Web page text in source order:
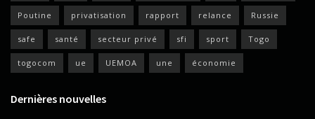
Poutine privatisation rapport relance Russie
safe santé secteur privé sfi sport Togo
togocom ue UEMOA une économie
Dernières nouvelles